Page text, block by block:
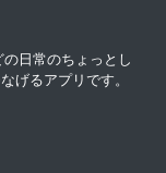
日常のちょっとし
げるアプリです。